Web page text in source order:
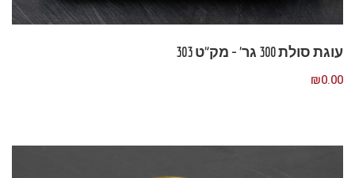
עוגת סולת 300 גר’ – מק”ט 303
₪0.00